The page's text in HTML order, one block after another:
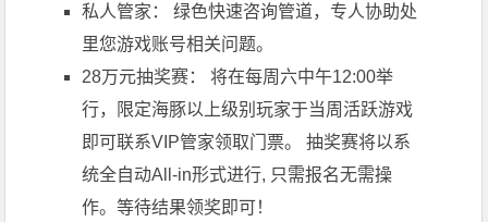
私人管家：绿色快速咨询管道，专人协助处
里您游戏账号相关问题。
28万元抽奖赛：将在每周六中午12:00举
行，限定海豚以上级别玩家于当周活跃游戏
即可联系VIP管家领取门票。 抽奖赛将以系
统全自动All-in形式进行, 只需报名无需操
作。等待结果领奖即可！